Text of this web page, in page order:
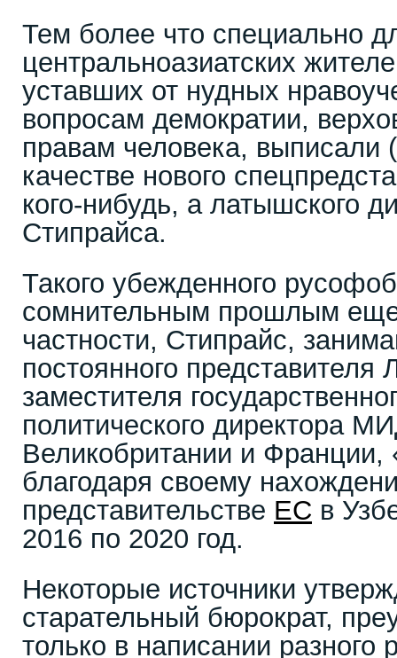
Тем более что специально
центральноазиатских
уставших от нудных
вопросам демократии,
правам человека, выписали
качестве нового
кого-нибудь, а латышского
Стипрайса.
Такого убежденного
сомнительным прошлым
частности, Стипрайс,
постоянного представителя
заместителя
политического директора
Великобритании и Франции,
благодаря своему
представительстве ЕС в
2016 по 2020 год.
Некоторые источники
старательный бюрократ,
только в написании разного